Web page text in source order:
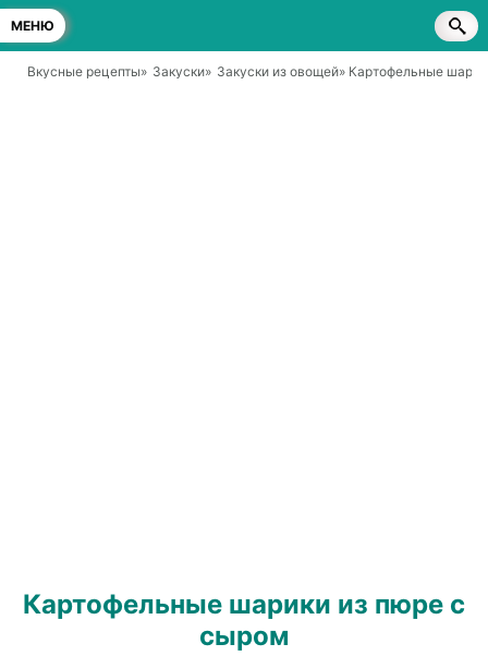
МЕНЮ
Вкусные рецепты» Закуски» Закуски из овощей» Картофельные
Картофельные шарики из пюре с
сыром